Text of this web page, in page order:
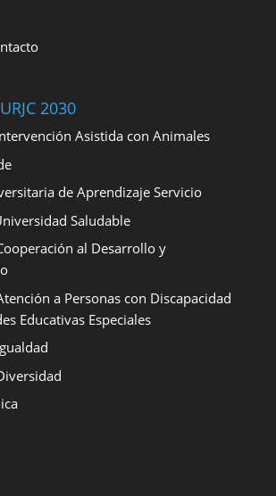
2030
Asistida con Animales
de Aprendizaje Servicio
Saludable
al Desarrollo y
a Personas con Discapacidad
Educativas Especiales